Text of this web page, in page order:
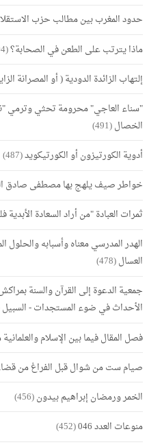
حدود المغرب بين مطالب حزب
ماذا يترتب على الطعن في الصحابة؟(504)
إلتهاب الزائدة الدودية ( أو المصرانة
"سناء العاجي" محرومة تحثي وترمي
الخصال(491)
أدوية الكورتيزون أو الكورتيكويد(487)
خواطر صيف يلهج بها مصطفى صادق
ثمرات العبادة "من أراد السعادة الأبدية
الهدر المدرسي معناه وأسبابه
العسال(478)
جمعية الدعوة إلى القرآن والسنة
الأحداث في ضوء المستجدات -
فصل المقال فيما بين الإسلام
صيام ست من شوال قبل الفراغ من
الخمر ورمضان إبراهيم بيدون(456)
منوعات العدد 046
(452)